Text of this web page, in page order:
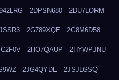
2DPSN680 2DU7LORM
2G789XQE 2G8M6D58
2HO7QAUP 2HYWPJNU
2JG4QYDE 2JSJLGSQ